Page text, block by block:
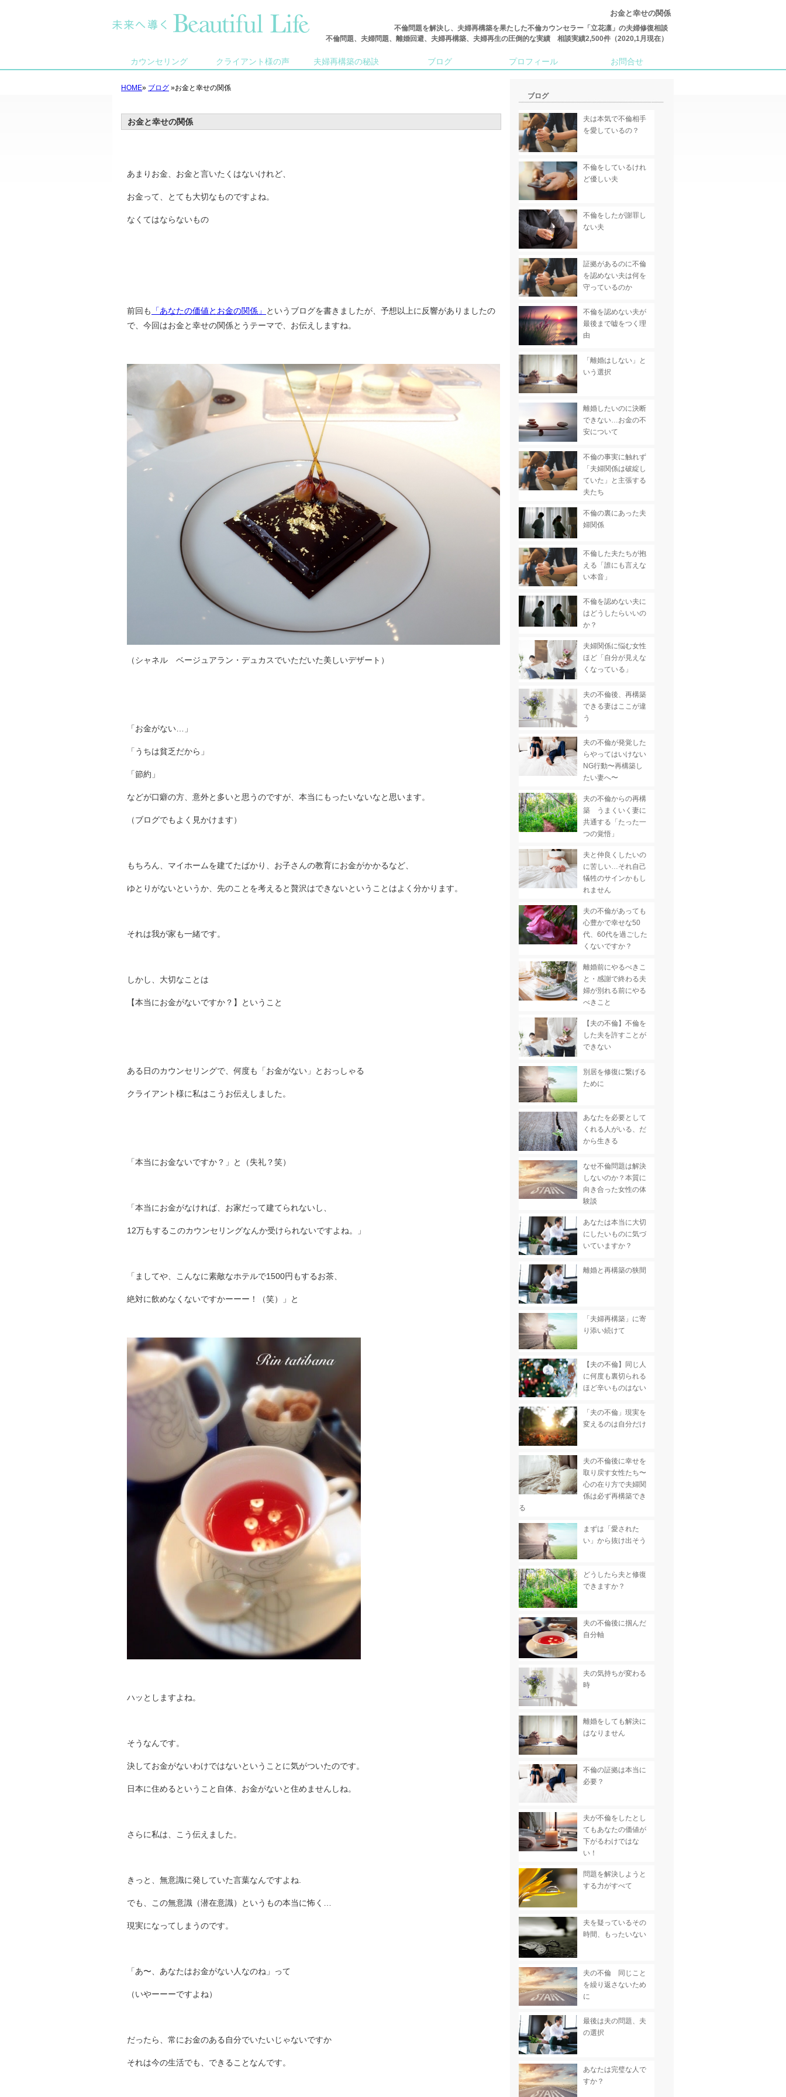
お金と幸せの関係
不倫問題を解決し、夫婦再構築を果たした不倫カウンセラー「立花凛」の夫婦修復相談
不倫問題、夫婦問題、離婚回避、夫婦再構築、夫婦再生の圧倒的な実績 相談実績2,500件（2020,1月現在）
カウンセリング クライアント様の声 夫婦再構築の秘訣 ブログ プロフィール お問合せ
HOME» ブログ »お金と幸せの関係
お金と幸せの関係
あまりお金、お金と言いたくはないけれど、
お金って、とても大切なものですよね。
なくてはならないもの
前回も 「あなたの価値とお金の関係」
というブログを書きましたが、予想以上に反響がありましたの
で、今回はお金と幸せの関係とうテーマで、お伝えしますね。
（シャネル ベージュアラン・デュカスでいただいた美しいデザート）
「お金がない…」
「うちは貧乏だから」
「節約」
などが口癖の方、意外と多いと思うのですが、本当にもったいないなと思います。
（ブログでもよく見かけます）
もちろん、マイホームを建てたばかり、お子さんの教育にお金がかかるなど、
ゆとりがないというか、先のことを考えると贅沢はできないということはよく分かります。
それは我が家も一緒です。
しかし、大切なことは
【本当にお金がないですか？】ということ
ある日のカウンセリングで、何度も「お金がない」とおっしゃる
クライアント様に私はこうお伝えしました。
「本当にお金ないですか？」と（失礼？笑）
「本当にお金がなければ、お家だって建てられないし、
12万もするこのカウンセリングなんか受けられないですよね。」
「ましてや、こんなに素敵なホテルで1500円もするお茶、
絶対に飲めなくないですかーーー！（笑）」と
ハッとしますよね。
そうなんです。
決してお金がないわけではないということに気がついたのです。
日本に住めるということ自体、お金がないと住めませんしね。
さらに私は、こう伝えました。
きっと、無意識に発していた言葉なんですよね.
でも、この無意識（潜在意識）というもの本当に怖く…
現実になってしまうのです。
「あ〜、あなたはお金がない人なのね」って
（いやーーーですよね）
だったら、常にお金のある自分でいたいじゃないですか
それは今の生活でも、できることなんです。
ブログ
夫は本気で不倫相手
を愛しているの？
不倫をしているけれ
ど優しい夫
不倫をしたが謝罪し
ない夫
証拠があるのに不倫
を認めない夫は何を
守っているのか
不倫を認めない夫が
最後まで嘘をつく理
由
「離婚はしない」と
いう選択
離婚したいのに決断
できない…お金の不
安について
不倫の事実に触れず
「夫婦関係は破綻し
ていた」と主張する
夫たち
不倫の裏にあった夫
婦関係
不倫した夫たちが抱
える「誰にも言えな
い本音」
不倫を認めない夫に
はどうしたらいいの
か？
夫婦関係に悩む女性
ほど「自分が見えな
くなっている」
夫の不倫後、再構築
できる妻はここが違
う
夫の不倫が発覚した
らやってはいけない
NG行動〜再構築し
たい妻へ〜
夫の不倫からの再構
築 うまくいく妻に
共通する「たった一
つの覚悟」
夫と仲良くしたいの
に苦しい…それ自己
犠牲のサインかもし
れません
夫の不倫があっても
心豊かで幸せな50
代、60代を過ごした
くないですか？
離婚前にやるべきこ
と・感謝で終わる夫
婦が別れる前にやる
べきこと
【夫の不倫】不倫を
した夫を許すことが
できない
別居を修復に繋げる
ために
あなたを必要として
くれる人がいる、だ
から生きる
なせ不倫問題は解決
しないのか？本質に
向き合った女性の体
験談
あなたは本当に大切
にしたいものに気づ
いていますか？
離婚と再構築の狭間
「夫婦再構築」に寄
り添い続けて
【夫の不倫】同じ人
に何度も裏切られる
ほど辛いものはない
「夫の不倫」現実を
変えるのは自分だけ
夫の不倫後に幸せを
取り戻す女性たち〜
心の在り方で夫婦関
係は必ず再構築でき
る
まずは「愛された
い」から抜け出そう
どうしたら夫と修復
できますか？
夫の不倫後に掴んだ
自分軸
夫の気持ちが変わる
時
離婚をしても解決に
はなりません
不倫の証拠は本当に
必要？
夫が不倫をしたとし
てもあなたの価値が
下がるわけではな
い！
問題を解決しようと
する力がすべて
夫を疑っているその
時間、もったいない
夫の不倫 同じこと
を繰り返さないため
に
最後は夫の問題、夫
の選択
あなたは完璧な人で
すか？